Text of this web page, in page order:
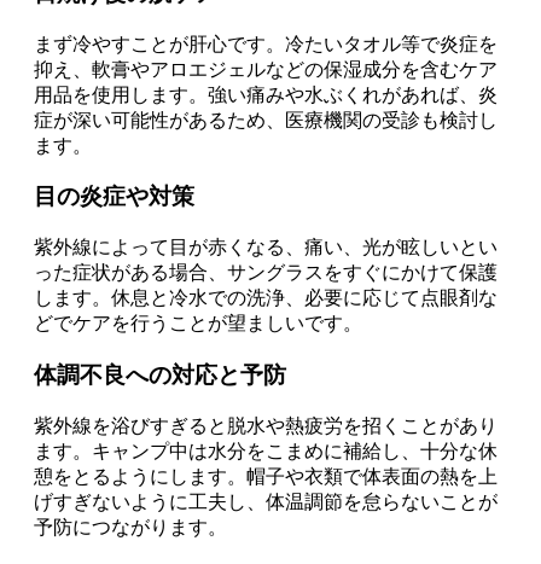
まず冷やすことが肝心です。冷たいタオル等で炎症を
抑え、軟膏やアロエジェルなどの保湿成分を含むケア
用品を使用します。強い痛みや水ぶくれがあれば、炎
症が深い可能性があるため、医療機関の受診も検討し
ます。
目の炎症や対策
紫外線によって目が赤くなる、痛い、光が眩しいとい
った症状がある場合、サングラスをすぐにかけて保護
します。休息と冷水での洗浄、必要に応じて点眼剤な
どでケアを行うことが望ましいです。
体調不良への対応と予防
紫外線を浴びすぎると脱水や熱疲労を招くことがあり
ます。キャンプ中は水分をこまめに補給し、十分な休
憩をとるようにします。帽子や衣類で体表面の熱を上
げすぎないように工夫し、体温調節を怠らないことが
予防につながります。